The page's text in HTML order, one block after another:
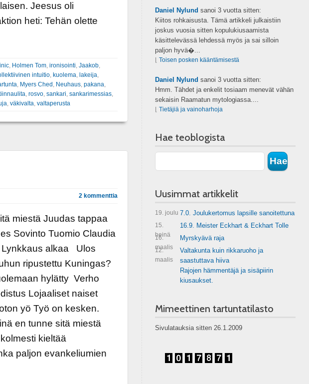
Jeesus oli
heti: Tehän olette
, Holmen Tom, ironisointi Jaakob,
intuitio, kuolema lakeija
Myers Ched Neuhaus, pakana
rosvo, sankari sankarimessias,
väkivalta valtaperusta
2 kommenttia
miestä Juudas tappaa
Sovinto Tuomio Claudia
Lynkkaus alkaa Ulos
ripustettu Kuningas?
hylätty Verho
Lojaaliset naiset
yö Työ on kesken.
en tunne sitä miestä
kieltää
paljon evankeliumien
Daniel Nylund sanoi 3 vuotta sitten:
Kiitos rohkaisusta. Tämä artikkeli julkaistiin
joskus vuosia sitten kopulukiusaamista
käsittelevässä lehdessä myös ja sai silloin
paljon hyvä�...
Toisen posken kääntämisestä
Daniel Nylund sanoi 3 vuotta sitten:
Hmm. Tähdet ja enkelit tosiaam menevät vähän
sekaisin Raamatun mytologiassa....
Tietäjiä ja vainoharhoja
Hae teoblogista
Uusimmat artikkelit
19. joulu 7.0. Joulukertomus lapsille sanoitettuna
15.
heinä
16.9. Meister Eckhart & Eckhart Tolle
16.
maalis
Myrskyävä raja
12.
maalis
Valtakunta kuin rikkaruoho ja
saastuttava hiiva
Rajojen hämmentäjä ja sisäpiirin
kiusaukset.
Mimeettinen tartuntatilasto
Sivulatauksia sitten 26.1.2009